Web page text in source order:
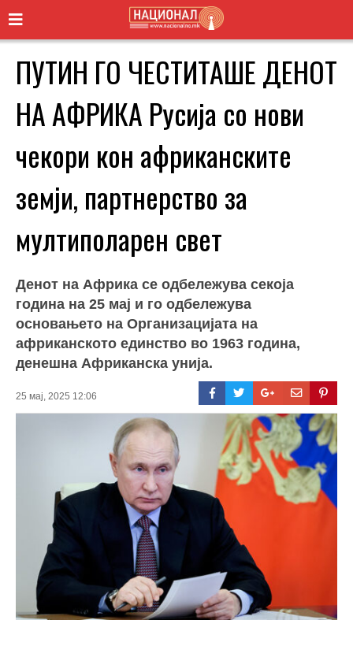
ПУТИН ГО ЧЕСТИТАШЕ ДЕНОТ
НА АФРИКА Русија со нови
чекори кон африканските
земји, партнерство за
мултиполарен свет
Денот на Африка се одбележува секоја
година на 25 мај и го одбележува
основањето на Организацијата на
африканското единство во 1963 година,
денешна Африканска унија.
25 мај, 2025 12:06